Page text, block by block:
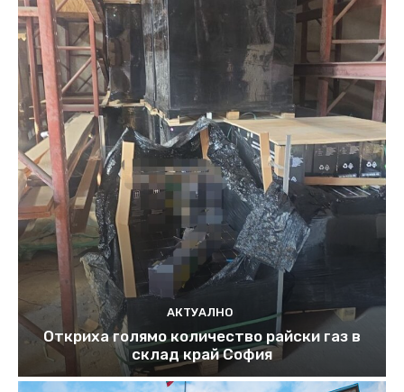
АКТУАЛНО
Откриха голямо количество райски газ в
склад край София